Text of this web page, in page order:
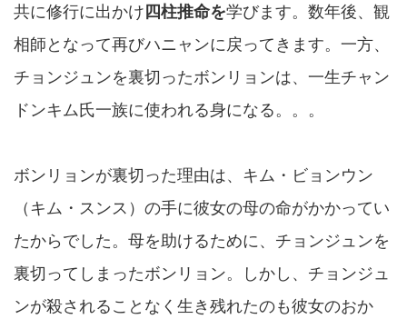
共に修行に出かけ 四柱推命を学びます。数年後、観
相師となって再びハニャンに戻ってきます。一方、
チョンジュンを裏切ったボンリョンは、一生チャン
ドンキム氏一族に使われる身になる。。。
ボンリョンが裏切った理由は、キム・ビョンウン
（キム・スンス）の手に彼女の母の命がかかってい
たからでした。母を助けるために、チョンジュンを
裏切ってしまったボンリョン。しかし、チョンジュ
ンが殺されることなく生き残れたのも彼女のおか